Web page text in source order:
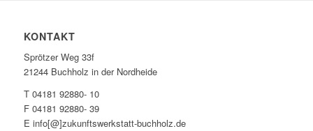
KONTAKT
Sprötzer Weg 33f
21244 Buchholz in der Nordheide
T 04181 92880- 10
F 04181 92880- 39
E info[@]zukunftswerkstatt-buchholz.de